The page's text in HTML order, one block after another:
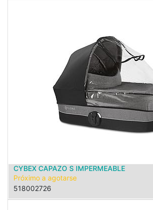
CYBEX CAPAZO S IMPERMEABLE
Próximo a agotarse
518002726